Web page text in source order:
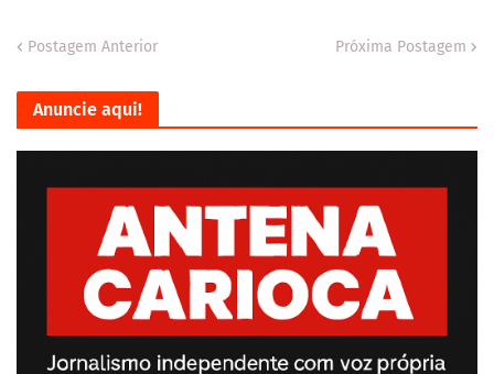
Postagem Anterior Próxima Postagem
Anuncie aqui!